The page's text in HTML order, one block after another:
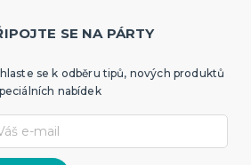
SE NA PÁRTY
se k odběru tipů, nových produktů
nabídek